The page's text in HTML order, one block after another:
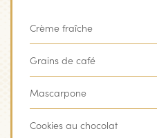
Crème fraîche
Grains de café
Mascarpone
Cookies au chocolat